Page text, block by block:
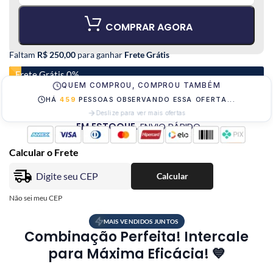
COMPRAR AGORA
Faltam R$ 250,00 para ganhar Frete Grátis
Frete Grátis 0%
QUEM COMPROU, COMPROU TAMBÉM
HÁ459 PESSOAS OBSERVANDO ESSA OFERTA...
Deslize para ver mais ofertas
EM ESTOQUE.ENVIO RÁPIDO
Calcular o Frete
Calcular
Não sei meu CEP
MAIS VENDIDOS JUNTOS
Combinação Perfeita! Intercale
para Máxima Eficácia! 💙